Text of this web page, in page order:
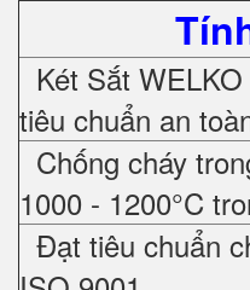
Két Sắt
tiêu chuẩn an
Chống cháy
1000 - 1200°C
Đạt tiêu chuẩn